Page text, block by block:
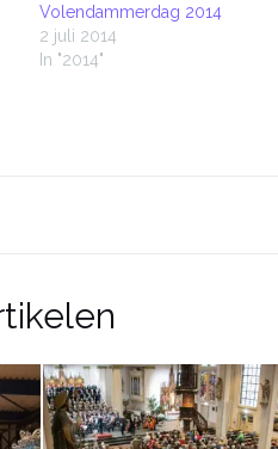
Volendammerdag 2014
2 juli 2014
In "2014"